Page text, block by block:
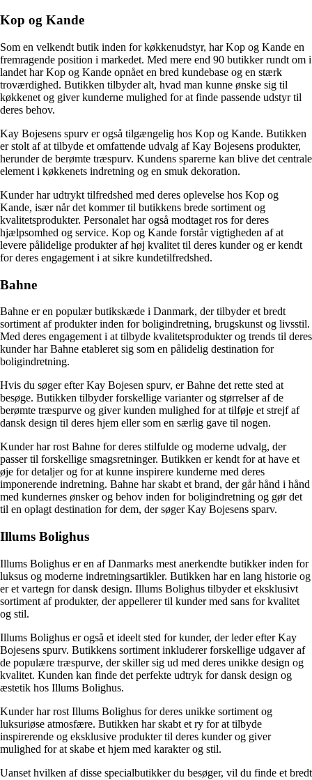
Kop og Kande
Som en velkendt butik inden for køkkenudstyr, har Kop og Kande en
fremragende position i markedet. Med mere end 90 butikker rundt om i
landet har Kop og Kande opnået en bred kundebase og en stærk
troværdighed. Butikken tilbyder alt, hvad man kunne ønske sig til
køkkenet og giver kunderne mulighed for at finde passende udstyr til
deres behov.
Kay Bojesens spurv er også tilgængelig hos Kop og Kande. Butikken
er stolt af at tilbyde et omfattende udvalg af Kay Bojesens produkter,
herunder de berømte træspurv. Kundens sparerne kan blive det centrale
element i køkkenets indretning og en smuk dekoration.
Kunder har udtrykt tilfredshed med deres oplevelse hos Kop og
Kande, især når det kommer til butikkens brede sortiment og
kvalitetsprodukter. Personalet har også modtaget ros for deres
hjælpsomhed og service. Kop og Kande forstår vigtigheden af at
levere pålidelige produkter af høj kvalitet til deres kunder og er kendt
for deres engagement i at sikre kundetilfredshed.
Bahne
Bahne er en populær butikskæde i Danmark, der tilbyder et bredt
sortiment af produkter inden for boligindretning, brugskunst og livsstil.
Med deres engagement i at tilbyde kvalitetsprodukter og trends til deres
kunder har Bahne etableret sig som en pålidelig destination for
boligindretning.
Hvis du søger efter Kay Bojesen spurv, er Bahne det rette sted at
besøge. Butikken tilbyder forskellige varianter og størrelser af de
berømte træspurve og giver kunden mulighed for at tilføje et strejf af
dansk design til deres hjem eller som en særlig gave til nogen.
Kunder har rost Bahne for deres stilfulde og moderne udvalg, der
passer til forskellige smagsretninger. Butikken er kendt for at have et
øje for detaljer og for at kunne inspirere kunderne med deres
imponerende indretning. Bahne har skabt et brand, der går hånd i hånd
med kundernes ønsker og behov inden for boligindretning og gør det
til en oplagt destination for dem, der søger Kay Bojesens sparv.
Illums Bolighus
Illums Bolighus er en af Danmarks mest anerkendte butikker inden for
luksus og moderne indretningsartikler. Butikken har en lang historie og
er et vartegn for dansk design. Illums Bolighus tilbyder et eksklusivt
sortiment af produkter, der appellerer til kunder med sans for kvalitet
og stil.
Illums Bolighus er også et ideelt sted for kunder, der leder efter Kay
Bojesens spurv. Butikkens sortiment inkluderer forskellige udgaver af
de populære træspurve, der skiller sig ud med deres unikke design og
kvalitet. Kunden kan finde det perfekte udtryk for dansk design og
æstetik hos Illums Bolighus.
Kunder har rost Illums Bolighus for deres unikke sortiment og
luksuriøse atmosfære. Butikken har skabt et ry for at tilbyde
inspirerende og eksklusive produkter til deres kunder og giver
mulighed for at skabe et hjem med karakter og stil.
Uanset hvilken af disse specialbutikker du besøger, vil du finde et bredt